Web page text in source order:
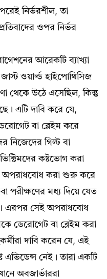
নির্ভরশীল, তা
ওপর নির্ভর
আরেকটি ব্যাখ্যা
ওয়ার্ল্ড হাইপোথিসিজ
থেকে উঠে এসেছিল, কিন্তু
এটি দাবি করে যে,
বা ব্লেইম করে
নিজেদের গিল্ট বা
কষ্টভোগ করা
অপরাধবোধ করা শুরু করে
পরীক্ষণের মধ্য দিয়ে যেত
এরপর সেই অপরাধবোধ
ডেরোগেট বা ব্লেইম করা
দাবি করেন যে, এই
এভিডেন্স নেই। তারা একটি
অবজার্ভাররা